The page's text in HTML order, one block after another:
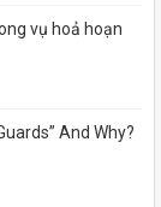
vụ hoả hoạn
And Why?